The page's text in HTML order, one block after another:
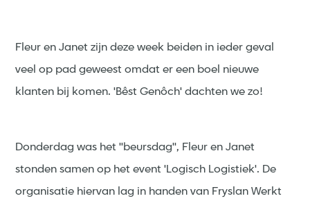
Fleur en Janet zijn deze week beiden in ieder geval
veel op pad geweest omdat er een boel nieuwe
klanten bij komen. 'Bêst Genôch' dachten we zo!
Donderdag was het ''beursdag'', Fleur en Janet
stonden samen op het event 'Logisch Logistiek'. De
organisatie hiervan lag in handen van Fryslan Werkt